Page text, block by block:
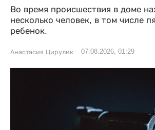
Во время происшествия в доме
несколько человек, в том числе
ребенок.
Анастасия Цирулик 07.08.2026, 01:29